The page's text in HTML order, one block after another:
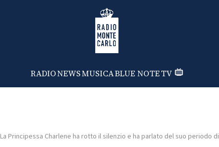
Radio Monte Carlo
RADIONEWSMUSICABLUE NOTETV
La Principessa Charlene ha rotto il silenzio e ha parlato del suo periodo